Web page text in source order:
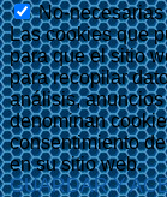
No-necesarias
Las cookies que
para que el sitio
para recopilar
análisis,
denominan
consentimiento
en su sitio web.
GUARDAR Y